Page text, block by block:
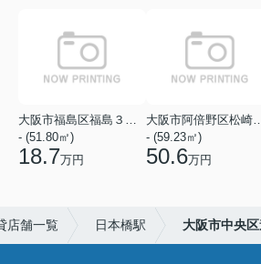
大阪市福島区福島３丁目
- (51.80㎡)
18.7万円
大阪市阿倍野
- (59.23㎡)
50.6万円
店舗一覧 日本橋駅 大阪市中央